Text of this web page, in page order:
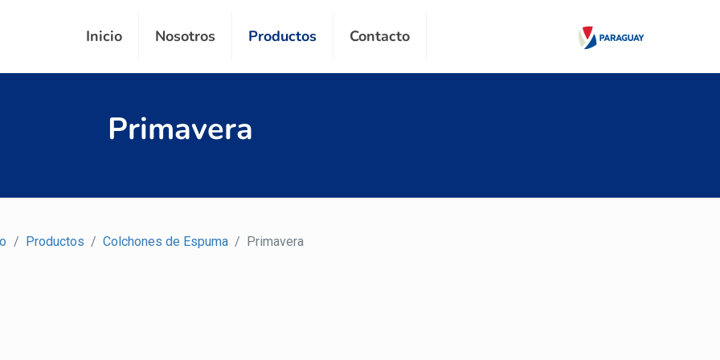
Inicio Nosotros Productos Contacto
Primavera
/ Productos / Colchones de Espuma / Primavera